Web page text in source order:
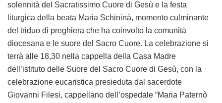
solennità del Sacratissimo Cuore di Gesù e la festa
liturgica della beata Maria Schininà, momento culminante
del triduo di preghiera che ha coinvolto la comunità
diocesana e le suore del Sacro Cuore. La celebrazione si
terrà alle 18,30 nella cappella della Casa Madre
dell’istituto delle Suore del Sacro Cuore di Gesù, con la
celebrazione eucaristica presieduta dal sacerdote
Giovanni Filesi, cappellano dell’ospedale “Maria Paternò